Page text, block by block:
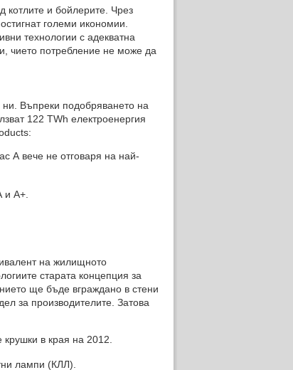
котлите и бойлерите. Чрез
големи икономии.
технологии с адекватна
чието потребление не може да
Въпреки подобряването на
122 TWh електроенергия
А вече не отговаря на най-
и А+.
на жилищното
старата концепция за
ще бъде вграждано в стени
за производителите. Затова
в края на 2012.
лампи (КЛЛ).